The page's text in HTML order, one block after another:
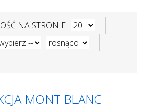
NA STRONIE
MONT BLANC